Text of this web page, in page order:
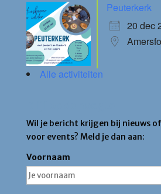
Peuterkerk
20 dec
Alle activiteiten
Wil je bericht krijgen bij nieuws
voor events? Meld je dan aan:
Voornaam